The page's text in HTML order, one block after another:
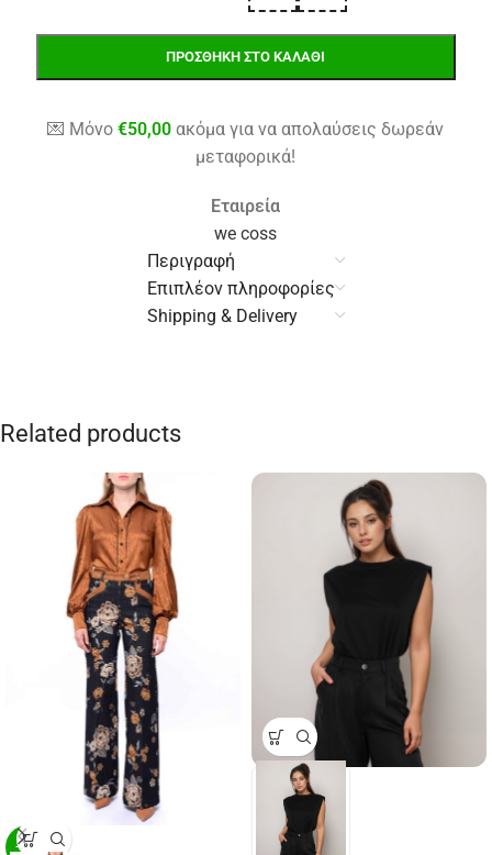
ΠΡΟΣΘΉΚΗ ΣΤΟ ΚΑΛΆΘΙ
💌 Μόνο€50,00 ακόμα για να απολαύσεις δωρεάν
μεταφορικά!
Εταιρεία
we coss
Περιγραφή
Επιπλέον πληροφορίες
Shipping & Delivery
Related products
-29%